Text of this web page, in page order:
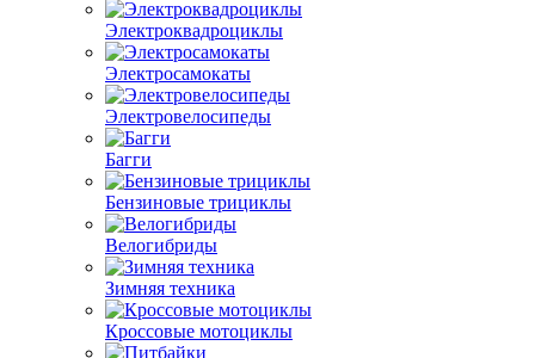
Электроквадроциклы
Электросамокаты
Электровелосипеды
Багги
Бензиновые трициклы
Велогибриды
Зимняя техника
Кроссовые мотоциклы